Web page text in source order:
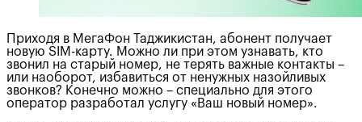
Приходя в МегаФон Таджикистан, абонент получает
новую SIM-карту. Можно ли при этом узнавать, кто
звонил на старый номер, не терять важные контакты –
или наоборот, избавиться от ненужных назойливых
звонков? Конечно можно – специально для этого
оператор разработал услугу «Ваш новый номер».